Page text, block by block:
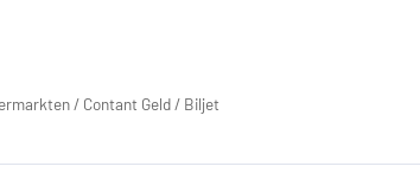
/ Contant Geld / Biljet